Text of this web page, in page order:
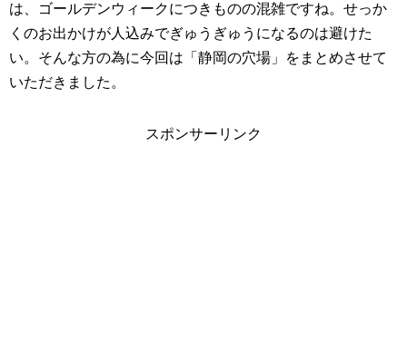
は、ゴールデンウィークにつきものの混雑ですね。せっか
くのお出かけが人込みでぎゅうぎゅうになるのは避けた
い。そんな方の為に今回は「静岡の穴場」をまとめさせて
いただきました。
スポンサーリンク